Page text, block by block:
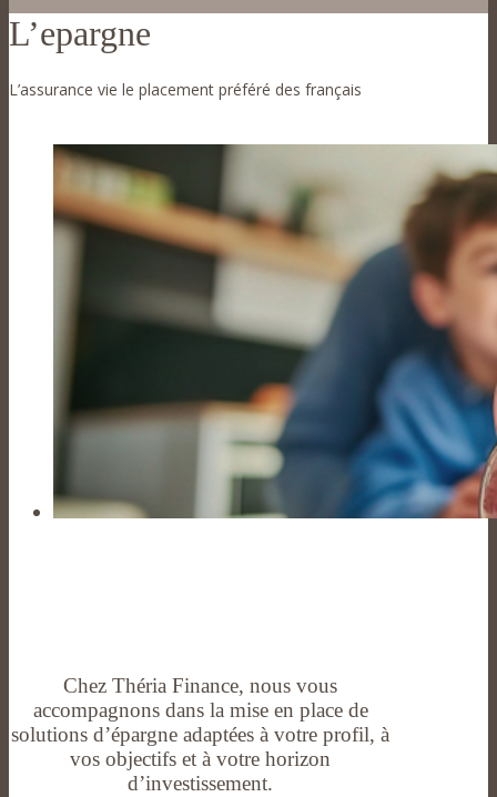
L’epargne
L’assurance vie le placement préféré des français
Chez Théria Finance, nous vous
accompagnons dans la mise en place de
solutions d’épargne adaptées à votre profil, à
vos objectifs et à votre horizon
d’investissement.